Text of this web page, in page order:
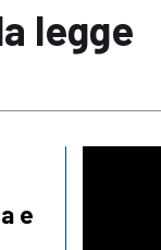
legge
e